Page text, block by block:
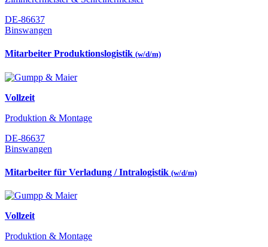
DE-86637
Binswangen
Mitarbeiter Produktionslogistik (w/d/m)
Vollzeit
Produktion & Montage
DE-86637
Binswangen
Mitarbeiter für Verladung / Intralogistik (w/d/m)
Vollzeit
Produktion & Montage